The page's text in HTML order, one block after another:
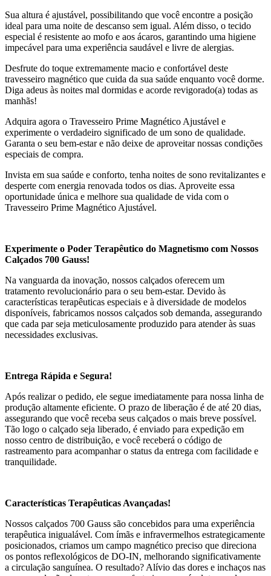
Sua altura é ajustável, possibilitando que você encontre a posição
ideal para uma noite de descanso sem igual. Além disso, o tecido
especial é resistente ao mofo e aos ácaros, garantindo uma higiene
impecável para uma experiência saudável e livre de alergias.
Desfrute do toque extremamente macio e confortável deste
travesseiro magnético que cuida da sua saúde enquanto você dorme.
Diga adeus às noites mal dormidas e acorde revigorado(a) todas as
manhãs!
Adquira agora o Travesseiro Prime Magnético Ajustável e
experimente o verdadeiro significado de um sono de qualidade.
Garanta o seu bem-estar e não deixe de aproveitar nossas condições
especiais de compra.
Invista em sua saúde e conforto, tenha noites de sono revitalizantes e
desperte com energia renovada todos os dias. Aproveite essa
oportunidade única e melhore sua qualidade de vida com o
Travesseiro Prime Magnético Ajustável.
Experimente o Poder Terapêutico do Magnetismo com Nossos
Calçados 700 Gauss!
Na vanguarda da inovação, nossos calçados oferecem um
tratamento revolucionário para o seu bem-estar. Devido às
características terapêuticas especiais e à diversidade de modelos
disponíveis, fabricamos nossos calçados sob demanda, assegurando
que cada par seja meticulosamente produzido para atender às suas
necessidades exclusivas.
Entrega Rápida e Segura!
Após realizar o pedido, ele segue imediatamente para nossa linha de
produção altamente eficiente. O prazo de liberação é de até 20 dias,
assegurando que você receba seus calçados o mais breve possível.
Tão logo o calçado seja liberado, é enviado para expedição em
nosso centro de distribuição, e você receberá o código de
rastreamento para acompanhar o status da entrega com facilidade e
tranquilidade.
Características Terapêuticas Avançadas!
Nossos calçados 700 Gauss são concebidos para uma experiência
terapêutica inigualável. Com ímãs e infravermelhos estrategicamente
posicionados, criamos um campo magnético preciso que direciona
os pontos reflexológicos de DO-IN, melhorando significativamente
a circulação sanguínea. O resultado? Alívio das dores e inchaços nas